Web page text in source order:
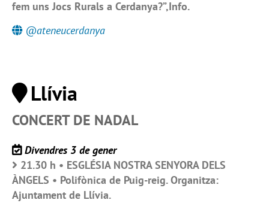
fem uns Jocs Rurals a Cerdanya?”,Info.
@ateneucerdanya
Llívia
CONCERT DE NADAL
Divendres 3 de gener
21.30 h • ESGLÉSIA NOSTRA SENYORA DELS
ÀNGELS • Polifònica de Puig-reig. Organitza:
Ajuntament de Llívia.